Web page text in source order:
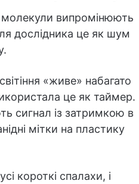
молекули випромінюють
дослідника це як шум
«живе» набагато
це як таймер.
сигнал із затримкою в
мітки на пластику
короткі спалахи, і